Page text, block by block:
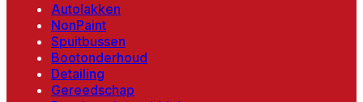
Autolakken
NonPaint
Spuitbussen
Bootonderhoud
Detailing
Gereedschap